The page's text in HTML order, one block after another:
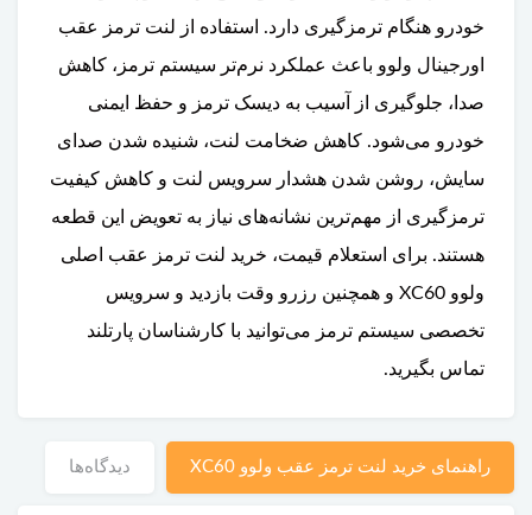
خودرو هنگام ترمزگیری دارد. استفاده از لنت ترمز عقب
اورجینال ولوو باعث عملکرد نرم‌تر سیستم ترمز، کاهش
صدا، جلوگیری از آسیب به دیسک ترمز و حفظ ایمنی
خودرو می‌شود. کاهش ضخامت لنت، شنیده شدن صدای
سایش، روشن شدن هشدار سرویس لنت و کاهش کیفیت
ترمزگیری از مهم‌ترین نشانه‌های نیاز به تعویض این قطعه
هستند. برای استعلام قیمت، خرید لنت ترمز عقب اصلی
ولوو XC60 و همچنین رزرو وقت بازدید و سرویس
تخصصی سیستم ترمز می‌توانید با کارشناسان پارتلند
تماس بگیرید.
راهنمای خرید لنت ترمز عقب ولوو XC60 دیدگاه‌ها